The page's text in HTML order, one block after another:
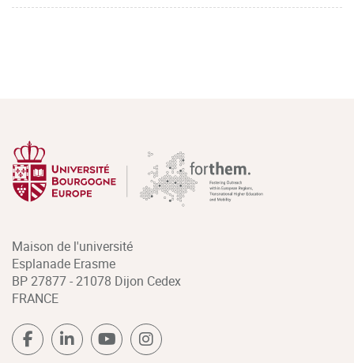
Maison de l'université
Esplanade Erasme
BP 27877 - 21078 Dijon Cedex
FRANCE